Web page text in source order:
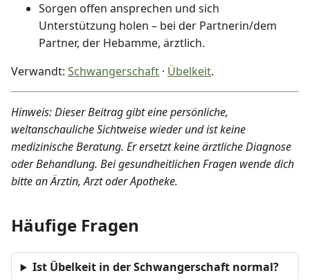
Sorgen offen ansprechen und sich
Unterstützung holen – bei der Partnerin/dem
Partner, der Hebamme, ärztlich.
Verwandt: Schwangerschaft · Übelkeit.
Hinweis: Dieser Beitrag gibt eine persönliche,
weltanschauliche Sichtweise wieder und ist keine
medizinische Beratung. Er ersetzt keine ärztliche Diagnose
oder Behandlung. Bei gesundheitlichen Fragen wende dich
bitte an Ärztin, Arzt oder Apotheke.
Häufige Fragen
Ist Übelkeit in der Schwangerschaft normal?